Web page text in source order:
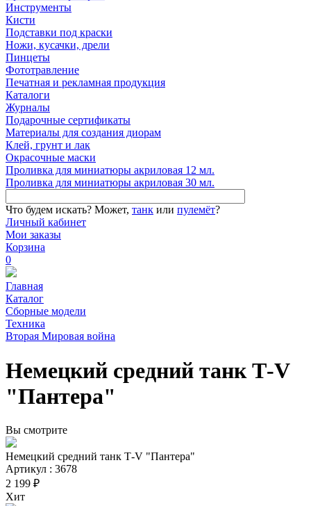
Инструменты
Кисти
Подставки под краски
Ножи, кусачки, дрели
Пинцеты
Фототравление
Печатная и рекламная продукция
Каталоги
Журналы
Подарочные сертификаты
Материалы для создания диорам
Клей, грунт и лак
Окрасочные маски
Проливка для миниатюры акриловая 12 мл.
Проливка для миниатюры акриловая 30 мл.
Что будем искать? Может, танк или пулемёт?
Личный кабинет
Мои заказы
Корзина
0
Главная
Каталог
Сборные модели
Техника
Вторая Мировая война
Немецкий средний танк Т-V
"Пантера"
Вы смотрите
Немецкий средний танк Т-V "Пантера"
Артикул : 3678
2 199 ₽
Хит